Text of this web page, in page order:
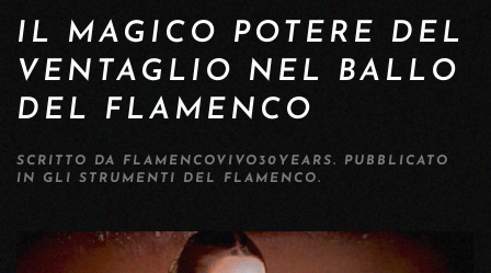
IL MAGICO POTERE DEL
VENTAGLIO NEL BALLO
DEL FLAMENCO
SCRITTO DA FLAMENCOVIVO30YEARS. PUBBLICATO
IN GLI STRUMENTI DEL FLAMENCO.